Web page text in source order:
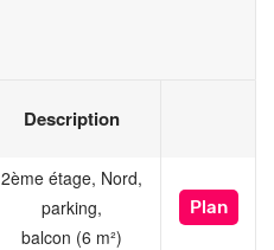
Description
2ème étage, Nord,
parking,
balcon (6 m²)
Plan